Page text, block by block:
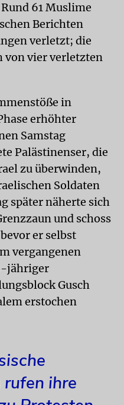
61 Muslime
Berichten
verletzt; die
von vier verletzten
in
erhöhter
Samstag
Palästinenser, die
zu überwinden,
Soldaten
später näherte sich
und schoss
er selbst
vergangenen
jähriger
Gusch
erstochen
ihre